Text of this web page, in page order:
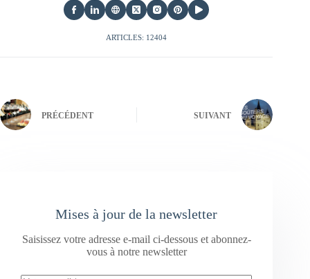
ARTICLES: 12404
PRÉCÉDENT SUIVANT
Mises à jour de la newsletter
Saisissez votre adresse e-mail ci-dessous et abonnez-
vous à notre newsletter